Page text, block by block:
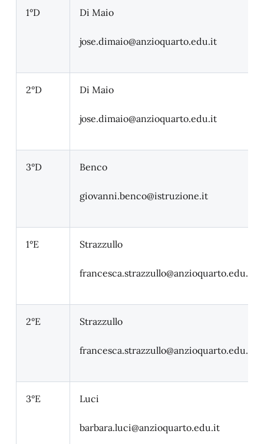
1°D Di Maio
jose.dimaio@anzioquarto.edu.it
2°D Di Maio
jose.dimaio@anzioquarto.edu.it
3°D Benco
giovanni.benco@istruzione.it
1°E Strazzullo
francesca.strazzullo@anzioquarto.edu.it
2°E Strazzullo
francesca.strazzullo@anzioquarto.edu.it
3°E Luci
barbara.luci@anzioquarto.edu.it